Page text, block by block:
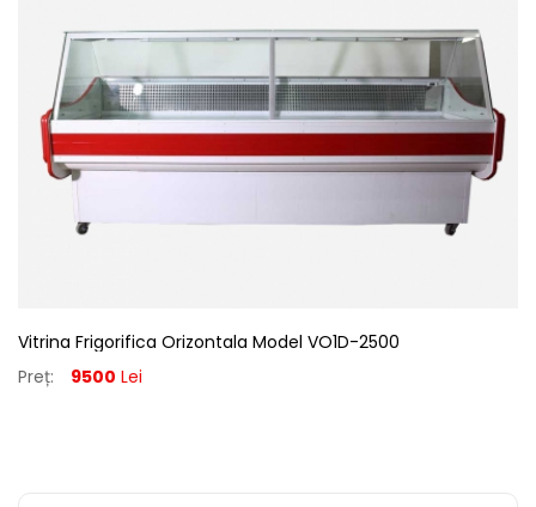
Vitrina Frigorifica Orizontala Model VO1D-2500
Preț:
9500 Lei